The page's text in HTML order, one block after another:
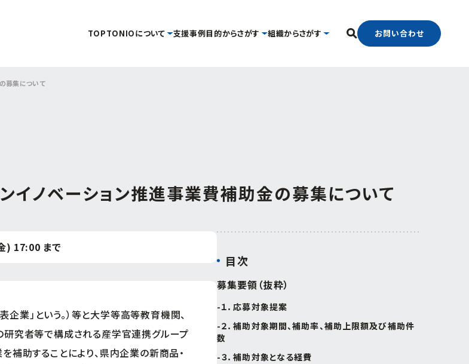
TOPTONIOについて 支援事例目的からさがす 組織からさがす
ものづくり研究開発センター
ビヨンドコロナ リバイバル
再起支援
お問い合わせ
募集について
イノベーション推進事業費補助金の募集について
目次
募集要領（抜粋）
１．応募対象提案
２．補助対象期間、補助率、補助上限額及び補助件
数
３．補助対象となる経費
) 17:00 まで
業」という。）等と大学等高等教育機関、
研究者等で構成される産学官連携グループ
を補助することにより、県内企業の新商品・